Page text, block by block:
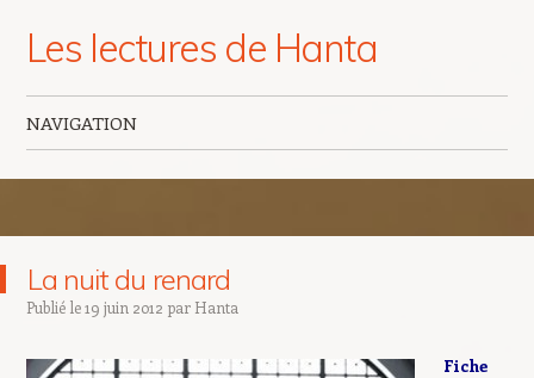
Les lectures de Hanta
NAVIGATION
La nuit du renard
Publié le19 juin 2012 par Hanta
Fiche